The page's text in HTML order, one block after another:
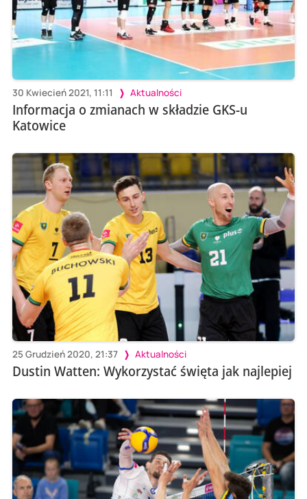
30 Kwiecień 2021, 11:11 Aktualności
Informacja o zmianach w składzie GKS-u
Katowice
25 Grudzień 2020, 21:37 Aktualności
Dustin Watten: Wykorzystać święta jak najlepiej